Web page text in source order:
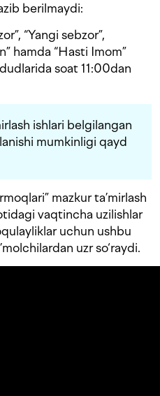
berilmaydi:
“Yangi sebzor”,
hamda “Hasti Imom”
soat 11:00dan
ishlari belgilangan
mumkinligi qayd
mazkur ta’mirlash
vaqtincha uzilishlar
uchun ushbu
uzr so‘raydi.